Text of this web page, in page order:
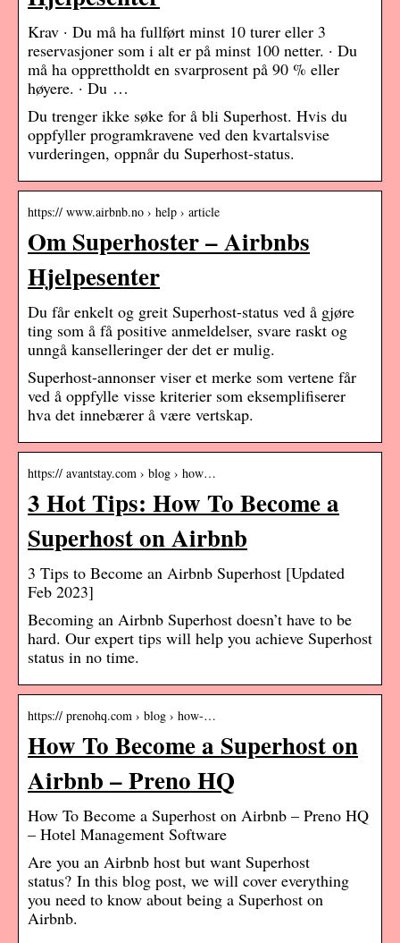
Krav · Du må ha fullført minst 10 turer eller 3
reservasjoner som i alt er på minst 100 netter. · Du
må ha opprettholdt en svarprosent på 90 % eller
høyere. · Du …
Du trenger ikke søke for å bli Superhost. Hvis du
oppfyller programkravene ved den kvartalsvise
vurderingen, oppnår du Superhost-status.
https:// www.airbnb.no › help › article
Om Superhoster – Airbnbs
Hjelpesenter
Du får enkelt og greit Superhost-status ved å gjøre
ting som å få positive anmeldelser, svare raskt og
unngå kanselleringer der det er mulig.
Superhost-annonser viser et merke som vertene får
ved å oppfylle visse kriterier som eksemplifiserer
hva det innebærer å være vertskap.
https:// avantstay.com › blog › how…
3 Hot Tips: How To Become a
Superhost on Airbnb
3 Tips to Become an Airbnb Superhost [Updated
Feb 2023]
Becoming an Airbnb Superhost doesn’t have to be
hard. Our expert tips will help you achieve Superhost
status in no time.
https:// prenohq.com › blog › how-…
How To Become a Superhost on
Airbnb – Preno HQ
How To Become a Superhost on Airbnb – Preno HQ
– Hotel Management Software
Are you an Airbnb host but want Superhost
status? In this blog post, we will cover everything
you need to know about being a Superhost on
Airbnb.